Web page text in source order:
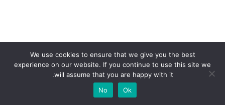
We use cookies to ensure that we give you the best
experience on our website. If you continue to use this site we
will assume that you are happy with it.
Ok
No